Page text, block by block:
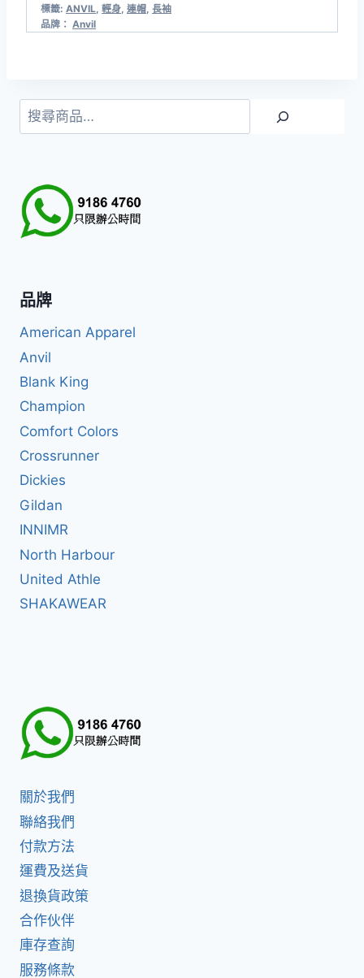
標籤: ANVIL, 輕身, 連帽, 長袖
品牌： Anvil
搜
尋
品牌
American Apparel
Anvil
Blank King
Champion
Comfort Colors
Crossrunner
Dickies
Gildan
INNIMR
North Harbour
United Athle
SHAKAWEAR
關於我們
聯絡我們
付款方法
運費及送貨
退換貨政策
合作伙伴
庫存查詢
服務條款